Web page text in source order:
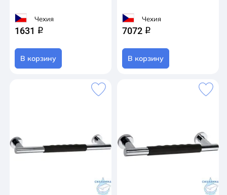
Чехия
1631 q
В корзину
Чехия
7072 q
В корзину